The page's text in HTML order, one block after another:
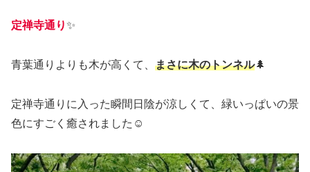
定禅寺通り✨
青葉通りよりも木が高くて、 まさに木のトンネル🌲
定禅寺通りに入った瞬間日陰が涼しくて、緑いっぱいの景
色にすごく癒されました☺️